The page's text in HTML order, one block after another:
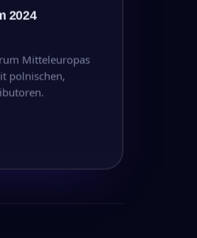
2024
Mitteleuropas
polnischen,